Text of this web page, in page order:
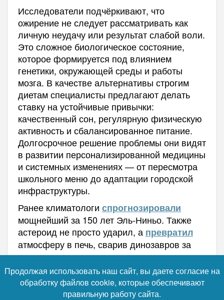
Исследователи подчёркивают, что
ожирение не следует рассматривать как
личную неудачу или результат слабой воли.
Это сложное биологическое состояние,
которое формируется под влиянием
генетики, окружающей среды и работы
мозга. В качестве альтернативы строгим
диетам специалисты предлагают делать
ставку на устойчивые привычки:
качественный сон, регулярную физическую
активность и сбалансированное питание.
Долгосрочное решение проблемы они видят
в развитии персонализированной медицины
и системных изменениях — от пересмотра
школьного меню до адаптации городской
инфраструктуры.
Ранее климатологи спрогнозировали
мощнейший за 150 лет Эль-Ниньо. Также
астероид не просто ударил, а превратил
атмосферу в печь, сварив динозавров за
два часа.
Автор:Наталья Лебедева
Продолжая использовать наш сайт, вы даете согласие на
обработку файлов cookie, которые обеспечивают
правильную работу сайта.